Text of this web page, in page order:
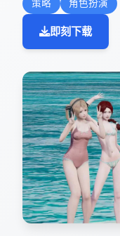
策略 角色扮演
即刻下载